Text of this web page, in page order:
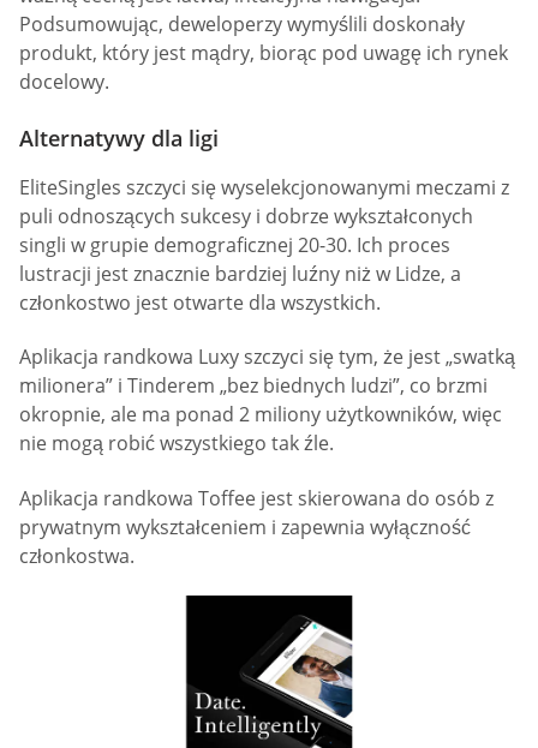
Podsumowując, deweloperzy wymyślili doskonały
produkt, który jest mądry, biorąc pod uwagę ich rynek
docelowy.
Alternatywy dla ligi
EliteSingles szczyci się wyselekcjonowanymi meczami z
puli odnoszących sukcesy i dobrze wykształconych
singli w grupie demograficznej 20-30. Ich proces
lustracji jest znacznie bardziej luźny niż w Lidze, a
członkostwo jest otwarte dla wszystkich.
Aplikacja randkowa Luxy szczyci się tym, że jest „swatką
milionera” i Tinderem „bez biednych ludzi”, co brzmi
okropnie, ale ma ponad 2 miliony użytkowników, więc
nie mogą robić wszystkiego tak źle.
Aplikacja randkowa Toffee jest skierowana do osób z
prywatnym wykształceniem i zapewnia wyłączność
członkostwa.